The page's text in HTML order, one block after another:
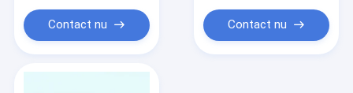
Contact nu Contact nu